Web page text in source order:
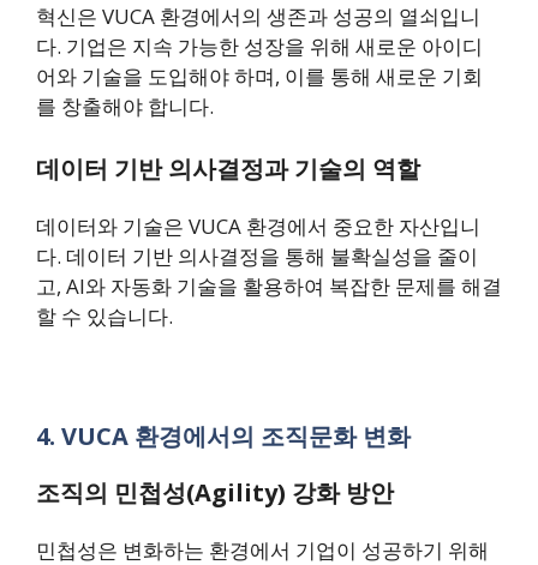
혁신은 VUCA 환경에서의 생존과 성공의 열쇠입니
다. 기업은 지속 가능한 성장을 위해 새로운 아이디
어와 기술을 도입해야 하며, 이를 통해 새로운 기회
를 창출해야 합니다.
데이터 기반 의사결정과 기술의 역할
데이터와 기술은 VUCA 환경에서 중요한 자산입니
다. 데이터 기반 의사결정을 통해 불확실성을 줄이
고, AI와 자동화 기술을 활용하여 복잡한 문제를 해결
할 수 있습니다.
4. VUCA 환경에서의 조직문화 변화
조직의 민첩성(Agility) 강화 방안
민첩성은 변화하는 환경에서 기업이 성공하기 위해